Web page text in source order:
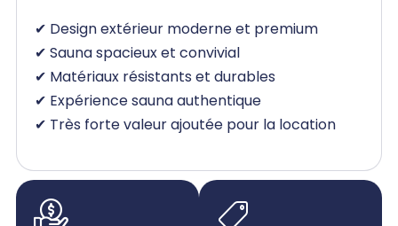
✔ Design extérieur moderne et premium
✔ Sauna spacieux et convivial
✔ Matériaux résistants et durables
✔ Expérience sauna authentique
✔ Très forte valeur ajoutée pour la location